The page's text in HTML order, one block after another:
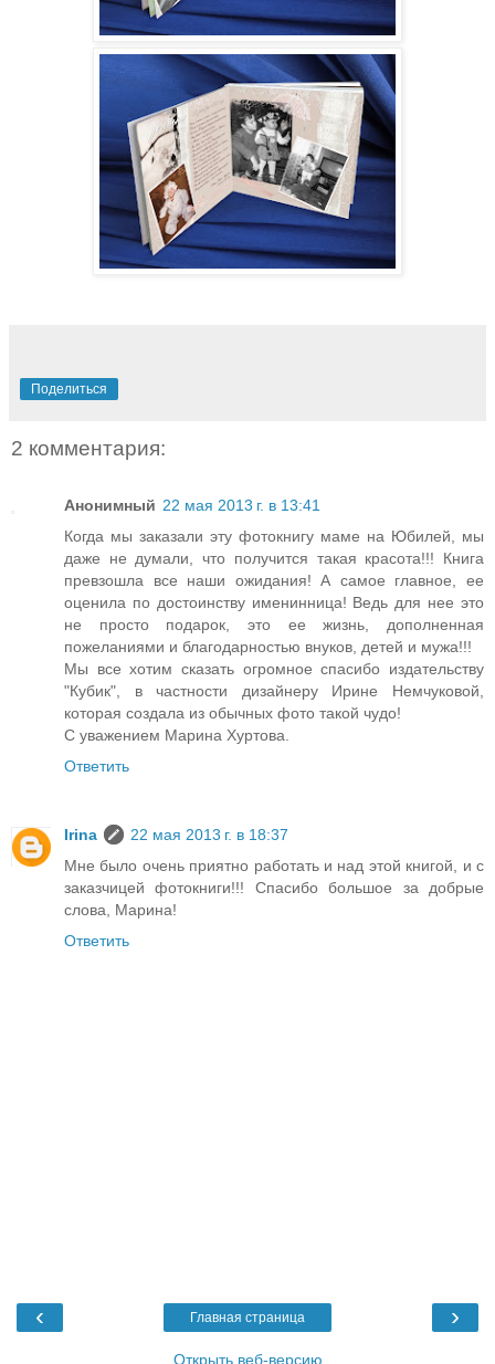
Поделиться
2 комментария:
Анонимный 22 мая 2013 г. в 13:41
Когда мы заказали эту фотокнигу маме на Юбилей, мы
даже не думали, что получится такая красота!!! Книга
превзошла все наши ожидания! А самое главное, ее
оценила по достоинству именинница! Ведь для нее это
не просто подарок, это ее жизнь, дополненная
пожеланиями и благодарностью внуков, детей и мужа!!!
Мы все хотим сказать огромное спасибо издательству
"Кубик", в частности дизайнеру Ирине Немчуковой,
которая создала из обычных фото такой чудо!
С уважением Марина Хуртова.
Ответить
Irina
22 мая 2013 г. в 18:37
Мне было очень приятно работать и над этой книгой, и с
заказчицей фотокниги!!! Спасибо большое за добрые
слова, Марина!
Ответить
‹ ›
Главная страница
Открыть веб-версию